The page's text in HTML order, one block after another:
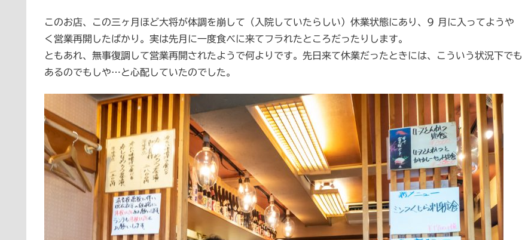
このお店、この三ヶ月ほど大将が体調を崩して（入院していたらしい）休業状態にあり、9 月に入ってようや
く営業再開したばかり。実は先月に一度食べに来てフラれたところだったりします。
ともあれ、無事復調して営業再開されたようで何よりです。先日来て休業だったときには、こういう状況下でも
あるのでもしや…と心配していたのでした。